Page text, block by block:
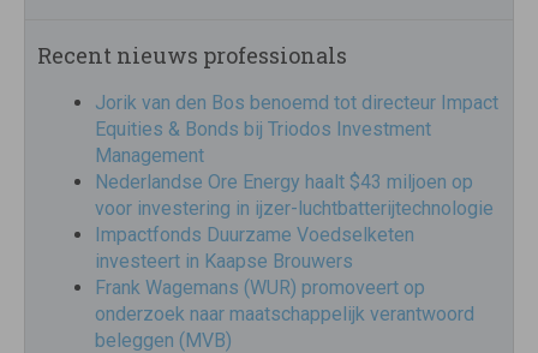
Recent nieuws professionals
Jorik van den Bos benoemd tot directeur Impact
Equities & Bonds bij Triodos Investment
Management
Nederlandse Ore Energy haalt $43 miljoen op
voor investering in ijzer-luchtbatterijtechnologie
Impactfonds Duurzame Voedselketen
investeert in Kaapse Brouwers
Frank Wagemans (WUR) promoveert op
onderzoek naar maatschappelijk verantwoord
beleggen (MVB)